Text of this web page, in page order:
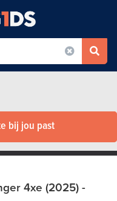
bij jou past
4xe (2025) -